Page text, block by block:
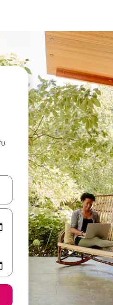
vitufe vya vishale vya juu na